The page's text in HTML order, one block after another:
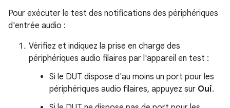
Pour exécuter le test des notifications des périphériques
d'entrée audio :
Vérifiez et indiquez la prise en charge des
périphériques audio filaires par l'appareil en test :
Si le DUT dispose d'au moins un port pour les
périphériques audio filaires, appuyez sur Oui.